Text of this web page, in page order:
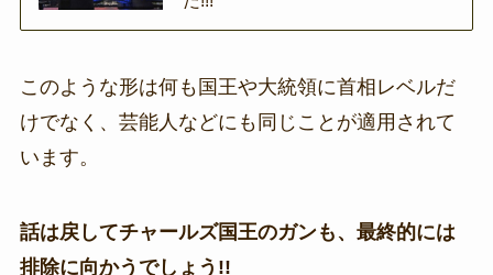
このような形は何も国王や大統領に首相レベルだ
けでなく、芸能人などにも同じことが適用されて
います。
話は戻してチャールズ国王のガンも、最終的には
排除に向かうでしょう!!